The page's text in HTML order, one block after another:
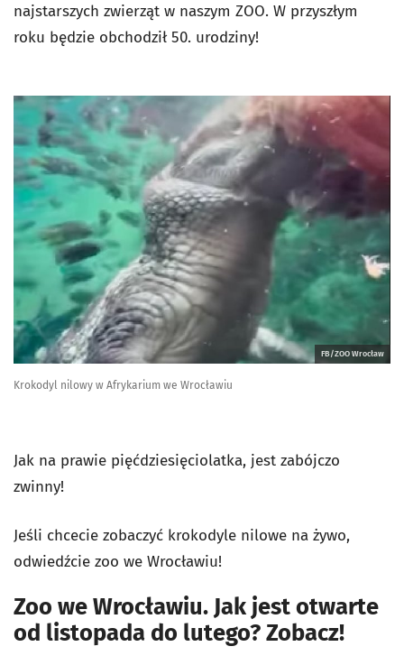
najstarszych zwierząt w naszym ZOO. W przyszłym
roku będzie obchodził 50. urodziny!
FB/ZOO Wrocław
Krokodyl nilowy w Afrykarium we Wrocławiu
Jak na prawie pięćdziesięciolatka, jest zabójczo
zwinny!
Jeśli chcecie zobaczyć krokodyle nilowe na żywo,
odwiedźcie zoo we Wrocławiu!
Zoo we Wrocławiu. Jak jest otwarte
od listopada do lutego? Zobacz!